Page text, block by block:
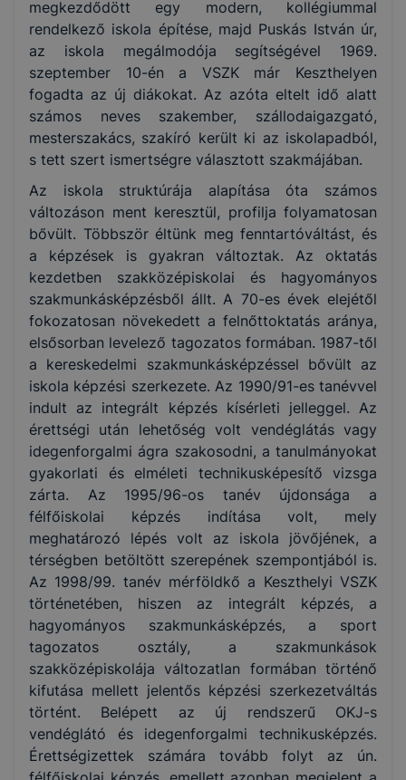
megkezdődött egy modern, kollégiummal
rendelkező iskola építése, majd Puskás István úr,
az iskola megálmodója segítségével 1969.
szeptember 10-én a VSZK már Keszthelyen
fogadta az új diákokat. Az azóta eltelt idő alatt
számos neves szakember, szállodaigazgató,
mesterszakács, szakíró került ki az iskolapadból,
s tett szert ismertségre választott szakmájában.
Az iskola struktúrája alapítása óta számos
változáson ment keresztül, profilja folyamatosan
bővült. Többször éltünk meg fenntartóváltást, és
a képzések is gyakran változtak. Az oktatás
kezdetben szakközépiskolai és hagyományos
szakmunkásképzésből állt. A 70-es évek elejétől
fokozatosan növekedett a felnőttoktatás aránya,
elsősorban levelező tagozatos formában. 1987-től
a kereskedelmi szakmunkásképzéssel bővült az
iskola képzési szerkezete. Az 1990/91-es tanévvel
indult az integrált képzés kísérleti jelleggel. Az
érettségi után lehetőség volt vendéglátás vagy
idegenforgalmi ágra szakosodni, a tanulmányokat
gyakorlati és elméleti technikusképesítő vizsga
zárta. Az 1995/96-os tanév újdonsága a
félfőiskolai képzés indítása volt, mely
meghatározó lépés volt az iskola jövőjének, a
térségben betöltött szerepének szempontjából is.
Az 1998/99. tanév mérföldkő a Keszthelyi VSZK
történetében, hiszen az integrált képzés, a
hagyományos szakmunkásképzés, a sport
tagozatos osztály, a szakmunkások
szakközépiskolája változatlan formában történő
kifutása mellett jelentős képzési szerkezetváltás
történt. Belépett az új rendszerű OKJ-s
vendéglátó és idegenforgalmi technikusképzés.
Érettségizettek számára tovább folyt az ún.